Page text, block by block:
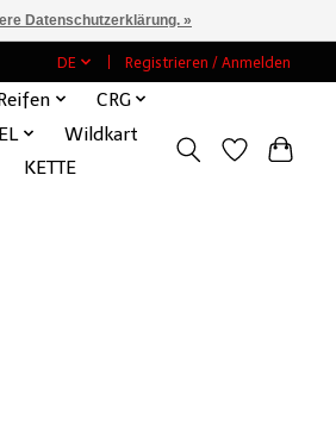
DE Registrieren / Anmelden
CRG
Wildkart
KETTE
Datenschutzerklärung. »